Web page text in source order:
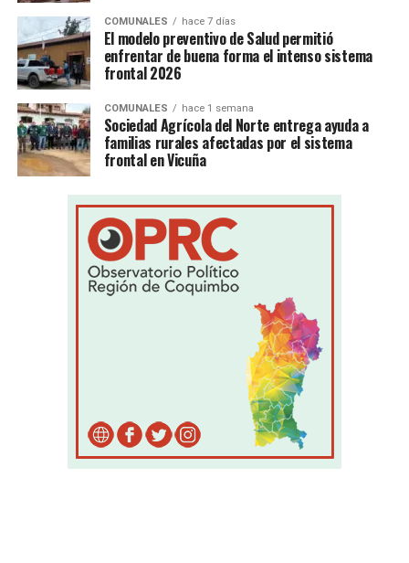
COMUNALES hace 7 días
El modelo preventivo de Salud permitió
enfrentar de buena forma el intenso sistema
frontal 2026
COMUNALES hace 1 semana
Sociedad Agrícola del Norte entrega ayuda a
familias rurales afectadas por el sistema
frontal en Vicuña